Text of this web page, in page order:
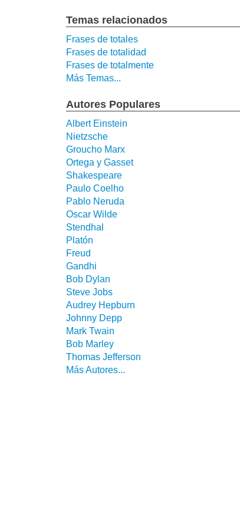
Temas relacionados
Frases de totales
Frases de totalidad
Frases de totalmente
Más Temas...
Autores Populares
Albert Einstein
Nietzsche
Groucho Marx
Ortega y Gasset
Shakespeare
Paulo Coelho
Pablo Neruda
Oscar Wilde
Stendhal
Platón
Freud
Gandhi
Bob Dylan
Steve Jobs
Audrey Hepburn
Johnny Depp
Mark Twain
Bob Marley
Thomas Jefferson
Más Autores...